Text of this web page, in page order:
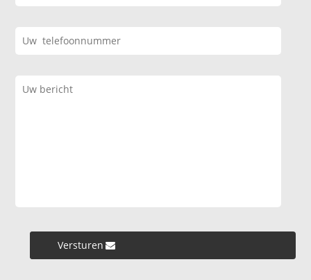
Versturen »